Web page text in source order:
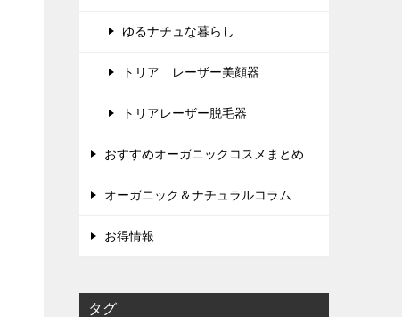
ゆるナチュな暮らし
トリア レーザー美顔器
トリアレーザー脱毛器
おすすめオーガニックコスメまとめ
オーガニック＆ナチュラルコラム
お得情報
タグ